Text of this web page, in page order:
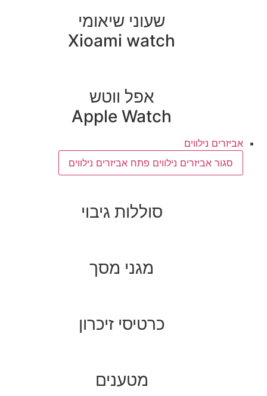
שעוני שיאומי
Xioami watch
אפל ווטש
Apple Watch
אביזרים נילווים
סגור אביזרים נילווים פתח אביזרים נילווים
סוללות גיבוי
מגני מסך
כרטיסי זיכרון
מטענים